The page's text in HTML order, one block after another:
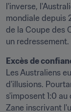
l'inverse,
mondiale depuis
de la Coupe des
un redressement.
Excès de
Les Australiens
d'illusions.
s'imposent 1:0
Zane inscrivant